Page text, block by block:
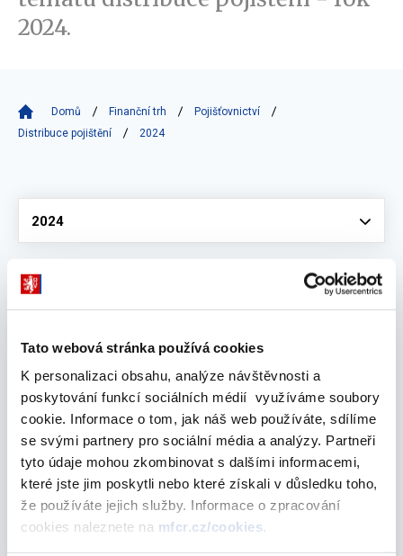
Tato webová stránka používá cookies
K personalizaci obsahu, analýze návštěvnosti a
poskytování funkcí sociálních médií využíváme soubory
cookie. Informace o tom, jak náš web používáte, sdílíme
se svými partnery pro sociální média a analýzy. Partneři
tyto údaje mohou zkombinovat s dalšími informacemi,
které jste jim poskytli nebo které získali v důsledku toho,
že používáte jejich služby. Informace o zpracování
cookies naleznete na mfcr.cz/cookies.
2024.
Domů Finanční trh
Pojišťovnictví
Distribuce pojištění
2024
Vyberte
2024
červen 2024
Aktualizace souboru zkouškových otázek podle
zákona o distribuci pojištění a zajištění
26. června 2024
Schválen obecný přístup Rady EU k návrhu
legislativního balíčku k pravidlům na ochranu
retailových investorů (RIP)